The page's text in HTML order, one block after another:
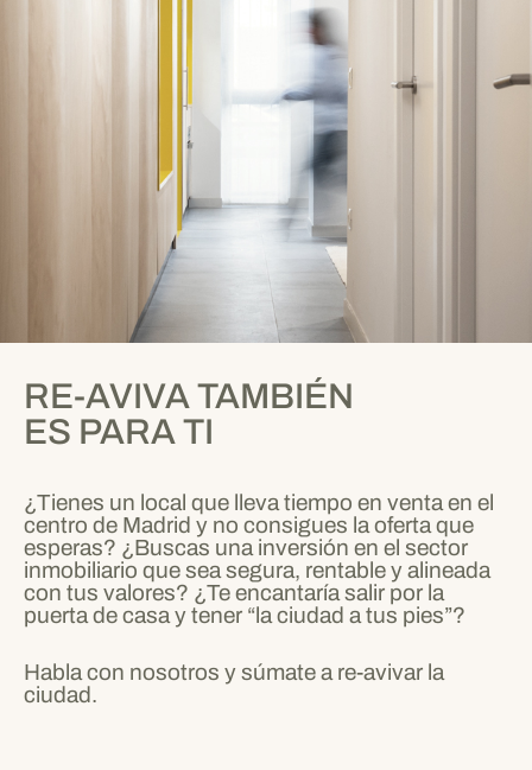
RE-AVIVA TAMBIÉN
ES PARA TI
¿Tienes un local que lleva tiempo en venta en el
centro de Madrid y no consigues la oferta que
esperas? ¿Buscas una inversión en el sector
inmobiliario que sea segura, rentable y alineada
con tus valores? ¿Te encantaría salir por la
puerta de casa y tener “la ciudad a tus pies”?
Habla con nosotros y súmate a re-avivar la
ciudad.